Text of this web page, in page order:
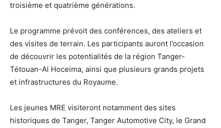
troisième et quatrième générations.
Le programme prévoit des conférences, des ateliers et
des visites de terrain. Les participants auront l’occasion
de découvrir les potentialités de la région Tanger-
Tétouan-Al Hoceima, ainsi que plusieurs grands projets
et infrastructures du Royaume.
Les jeunes MRE visiteront notamment des sites
historiques de Tanger, Tanger Automotive City, le Grand